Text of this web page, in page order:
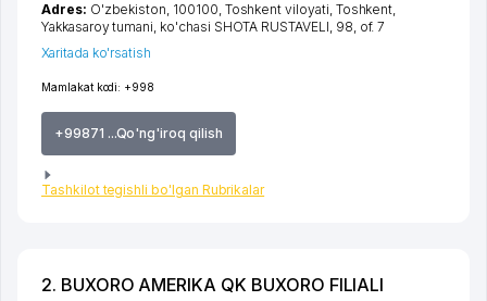
Mamlakat kodi: +998
+99871 ...Qo'ng'iroq qilish
Tashkilot tegishli bo'lgan Rubrikalar
Adres: O'zbekiston, 100100, Toshkent viloyati, Toshkent,
Yakkasaroy tumani, ko'chasi SHOTA RUSTAVELI, 98, of. 7
Xaritada ko'rsatish
2. BUXORO AMERIKA QK BUXORO FILIALI